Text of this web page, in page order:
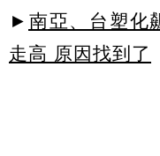
► 南亞、台塑化
走高 原因找到了